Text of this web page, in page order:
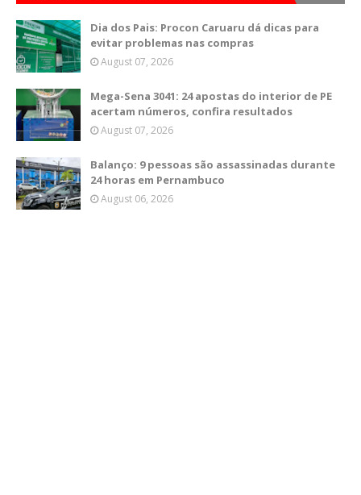
Dia dos Pais: Procon Caruaru dá dicas para
evitar problemas nas compras
August 07, 2026
Mega-Sena 3041: 24 apostas do interior de PE
acertam números, confira resultados
August 07, 2026
Balanço: 9 pessoas são assassinadas durante
24 horas em Pernambuco
August 06, 2026